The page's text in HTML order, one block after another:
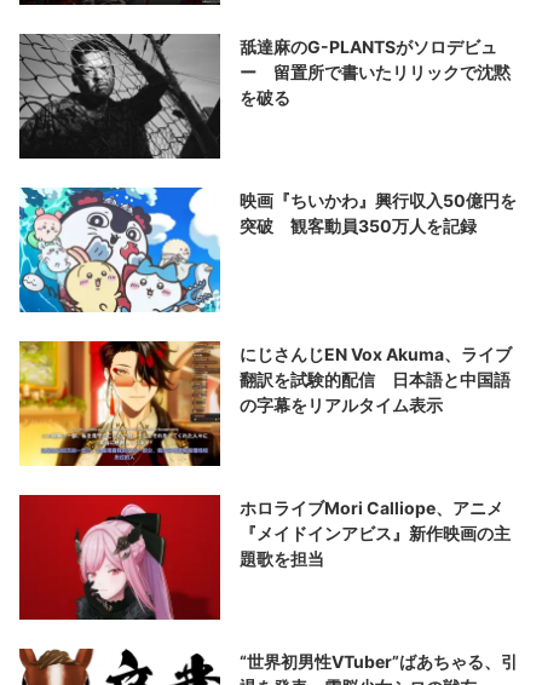
舐達麻のG-PLANTSがソロデビュ
ー 留置所で書いたリリックで沈黙
を破る
映画『ちいかわ』興行収入50億円を
突破 観客動員350万人を記録
にじさんじEN Vox Akuma、ライブ
翻訳を試験的配信 日本語と中国語
の字幕をリアルタイム表示
ホロライブMori Calliope、アニメ
『メイドインアビス』新作映画の主
題歌を担当
“世界初男性VTuber”ばあちゃる、引